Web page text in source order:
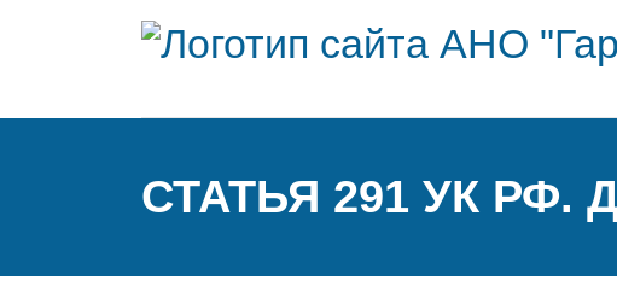
СТАТЬЯ 291 УК РФ.